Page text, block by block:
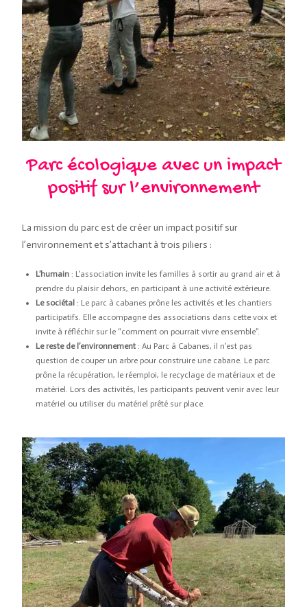
Parc écologique avec un impact
positif sur l’environnement
La mission du parc est de créer un impact positif sur
l’environnement et s’attachant à trois piliers :
L’humain : L’association invite les familles à sortir au grand air et à
prendre du plaisir dehors, en participant à une activité extérieure.
Le sociétal : Le parc à cabanes prône les activités et les chantiers
participatifs. Elle accompagne des associations dans cette voix et
invite à réfléchir sur le “comment on pourrait vivre ensemble”.
Le reste de l’environnement: Au Parc à Cabanes, il n’est pas
question de couper un arbre pour construire une cabane. Le parc
prône la récupération, le réemploi, le recyclage de matériaux et de
matériel. Lors des activités, les participants peuvent venir avec leur
matériel ou utiliser du matériel prêté sur place.